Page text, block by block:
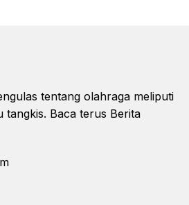
tentang olahraga meliputi
tangkis. Baca terus Berita